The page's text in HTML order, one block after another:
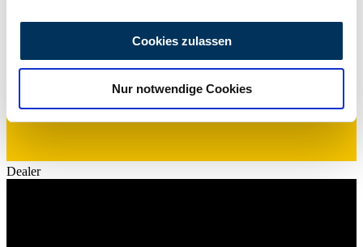
analysieren. Außerdem geben wir Informationen zu Ihrer
Verwendung unserer Website an unsere Partner für
soziale Medien, Werbung und Analysen weiter. Unsere
haben oder die sie im Rahmen Ihrer Nutzung der Dienste
Cookies zulassen
Nur notwendige Cookies
Dealer